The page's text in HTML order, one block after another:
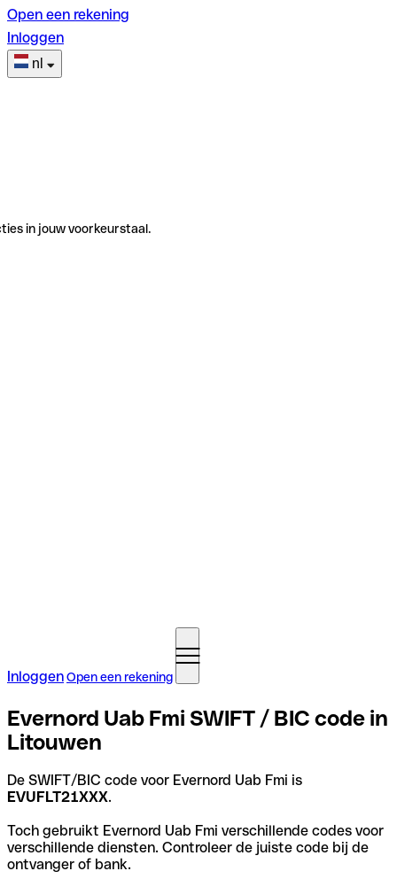
Open een rekening
Inloggen
nl
in jouw voorkeurstaal.
InloggenOpen een rekening
Evernord Uab Fmi SWIFT / BIC code in
Litouwen
De SWIFT/BIC code voor Evernord Uab Fmi is
EVUFLT21XXX.
Toch gebruikt Evernord Uab Fmi verschillende codes voor
verschillende diensten. Controleer de juiste code bij de
ontvanger of bank.